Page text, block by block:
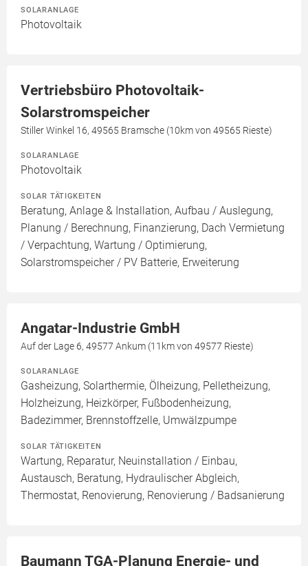
SOLARANLAGE
Photovoltaik
Vertriebsbüro Photovoltaik-
Solarstromspeicher
Stiller Winkel 16, 49565 Bramsche (10km von 49565 Rieste)
SOLARANLAGE
Photovoltaik
SOLAR TÄTIGKEITEN
Beratung, Anlage & Installation, Aufbau / Auslegung,
Planung / Berechnung, Finanzierung, Dach Vermietung
/ Verpachtung, Wartung / Optimierung,
Solarstromspeicher / PV Batterie, Erweiterung
Angatar-Industrie GmbH
Auf der Lage 6, 49577 Ankum (11km von 49577 Rieste)
SOLARANLAGE
Gasheizung, Solarthermie, Ölheizung, Pelletheizung,
Holzheizung, Heizkörper, Fußbodenheizung,
Badezimmer, Brennstoffzelle, Umwälzpumpe
SOLAR TÄTIGKEITEN
Wartung, Reparatur, Neuinstallation / Einbau,
Austausch, Beratung, Hydraulischer Abgleich,
Thermostat, Renovierung, Renovierung / Badsanierung
Baumann TGA-Planung Energie- und